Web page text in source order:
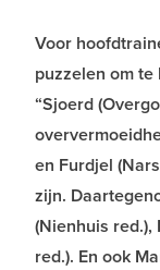
Voor
puzzelen om te
“Sjoerd
en Furdjel
zijn.
(Nienhuis red.),
red.). En ook